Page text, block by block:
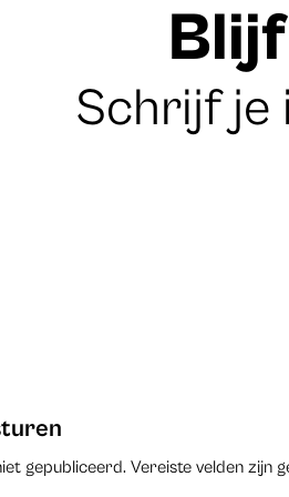
Schrijf je
gepubliceerd. Vereiste velden zijn